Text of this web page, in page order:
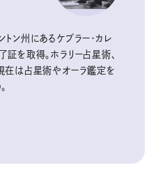
ン州にあるケプラー・カレ
を取得。ホラリー占星術、
在は占星術やオーラ鑑定を